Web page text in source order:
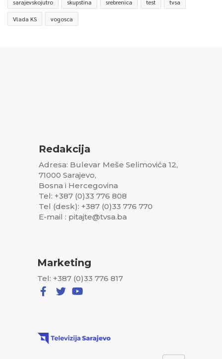
sarajevskojutro skupstina srebrenica test tvsa
Vlada KS vogosca
Redakcija
Adresa: Bulevar Meše Selimovića 12,
71000 Sarajevo,
Bosna i Hercegovina
Tel: +387 (0)33 776 808
Tel (desk): +387 (0)33 776 770
E-mail : pitajte@tvsa.ba
Marketing
Tel: +387 (0)33 776 817